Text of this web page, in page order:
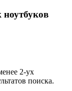
ноутбуков
2-ух
поиска.